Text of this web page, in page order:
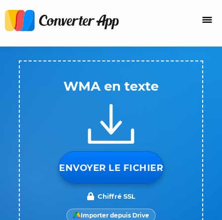
WMA en texte
ENVOYER LE FICHIER
Chiffré SSL
Importer depuis Drive